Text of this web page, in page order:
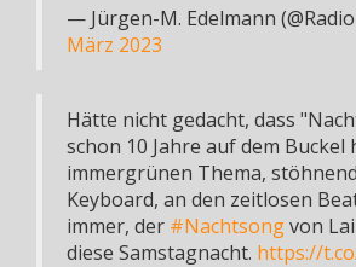
— Jürgen-M. Edelmann
März 2023
Hätte nicht gedacht, dass
schon 10 Jahre auf dem Buckel
immergrünen Thema,
Keyboard, an den zeitlosen
immer, der #Nachtsongvon
diese Samstagnacht. https://